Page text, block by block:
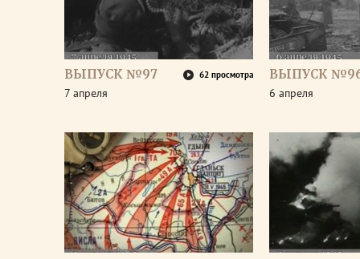
ВЫПУСК №97 62 просмотра
7 апреля
ВЫПУСК
6 апреля